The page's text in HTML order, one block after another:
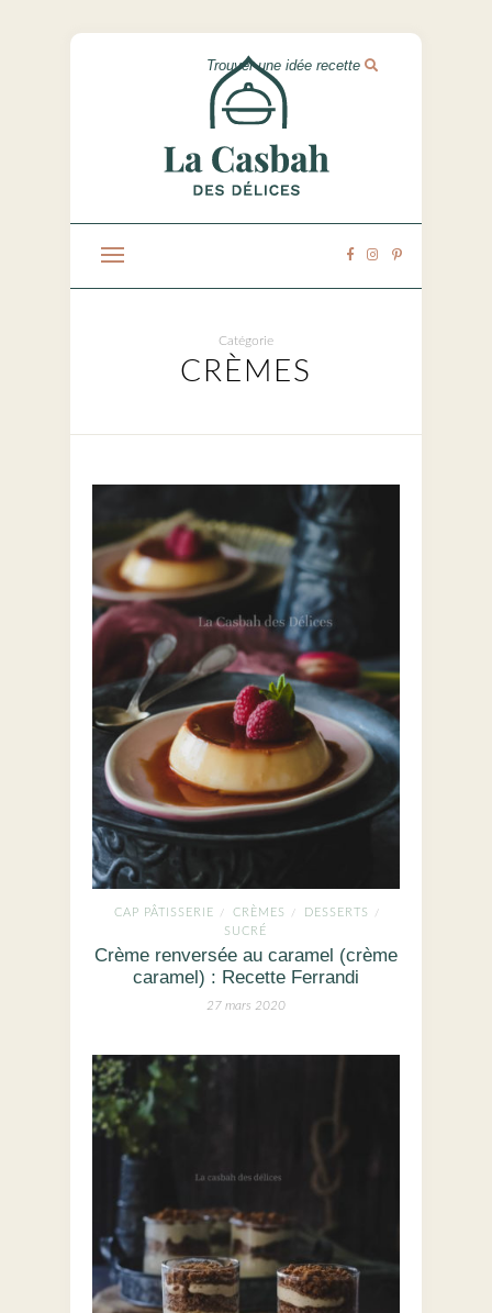
Catégorie
CRÈMES
CAP PÂTISSERIE / CRÈMES / DESSERTS /
SUCRÉ
Crème renversée au caramel (crème
caramel) : Recette Ferrandi
27 mars 2020